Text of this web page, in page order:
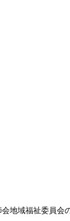
地域福祉委員会